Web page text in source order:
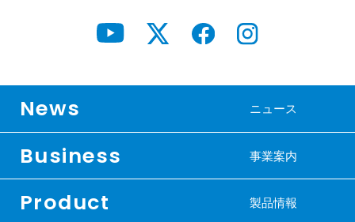
News ニュース
Business 事業案内
Product 製品情報